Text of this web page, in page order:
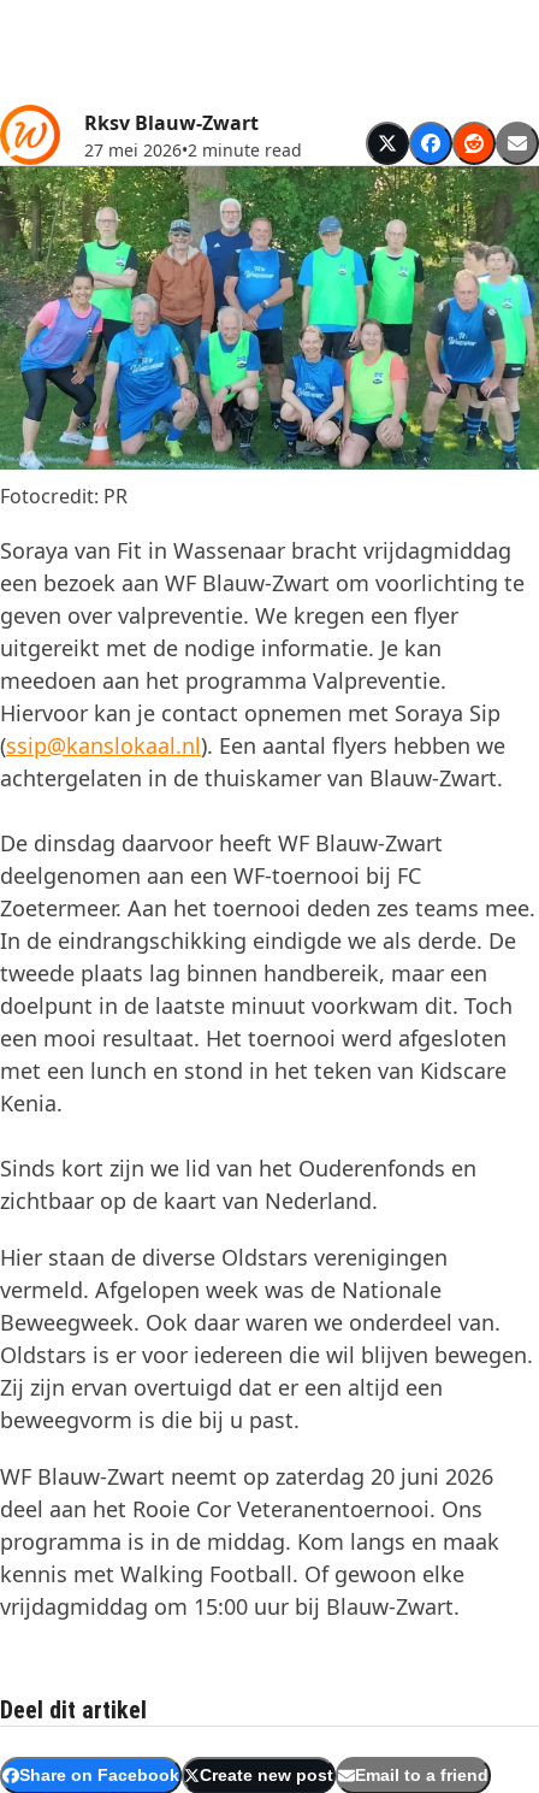
Rksv Blauw-Zwart
27 mei 2026•2 minute read
Fotocredit: PR
Soraya van Fit in Wassenaar bracht vrijdagmiddag
een bezoek aan WF Blauw-Zwart om voorlichting te
geven over valpreventie. We kregen een flyer
uitgereikt met de nodige informatie. Je kan
meedoen aan het programma Valpreventie.
Hiervoor kan je contact opnemen met Soraya Sip
(ssip@kanslokaal.nl). Een aantal flyers hebben we
achtergelaten in de thuiskamer van Blauw-Zwart.
De dinsdag daarvoor heeft WF Blauw-Zwart
deelgenomen aan een WF-toernooi bij FC
Zoetermeer. Aan het toernooi deden zes teams mee.
In de eindrangschikking eindigde we als derde. De
tweede plaats lag binnen handbereik, maar een
doelpunt in de laatste minuut voorkwam dit. Toch
een mooi resultaat. Het toernooi werd afgesloten
met een lunch en stond in het teken van Kidscare
Kenia.
Sinds kort zijn we lid van het Ouderenfonds en
zichtbaar op de kaart van Nederland.
Hier staan de diverse Oldstars verenigingen
vermeld. Afgelopen week was de Nationale
Beweegweek. Ook daar waren we onderdeel van.
Oldstars is er voor iedereen die wil blijven bewegen.
Zij zijn ervan overtuigd dat er een altijd een
beweegvorm is die bij u past.
WF Blauw-Zwart neemt op zaterdag 20 juni 2026
deel aan het Rooie Cor Veteranentoernooi. Ons
programma is in de middag. Kom langs en maak
kennis met Walking Football. Of gewoon elke
vrijdagmiddag om 15:00 uur bij Blauw-Zwart.
Deel dit artikel
Share on Facebook Create new post Email to a friend